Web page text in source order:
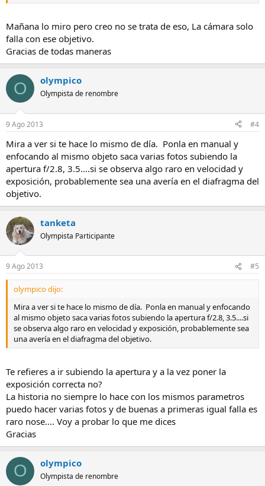
Mañana lo miro pero creo no se trata de eso, La cámara solo
falla con ese objetivo.
Gracias de todas maneras
O olympico
Olympista de renombre
9 Ago 2013 #4
Mira a ver si te hace lo mismo de día. Ponla en manual y
enfocando al mismo objeto saca varias fotos subiendo la
apertura f/2.8, 3.5....si se observa algo raro en velocidad y
exposición, probablemente sea una avería en el diafragma del
objetivo.
tanketa
Olympista Participante
9 Ago 2013 #5
olympico dijo:
Mira a ver si te hace lo mismo de día. Ponla en manual y enfocando
al mismo objeto saca varias fotos subiendo la apertura f/2.8, 3.5....si
se observa algo raro en velocidad y exposición, probablemente sea
una avería en el diafragma del objetivo.
Te refieres a ir subiendo la apertura y a la vez poner la
exposición correcta no?
La historia no siempre lo hace con los mismos parametros
puedo hacer varias fotos y de buenas a primeras igual falla es
raro nose.... Voy a probar lo que me dices
Gracias
O olympico
Olympista de renombre